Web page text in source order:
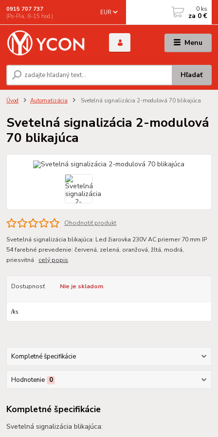
Menu
EUR
Hľadať
0915 707 737
(Po-Pia, 8-15 hod.)
0 ks
za 0 €
Úvod Automatizácia Svetelná signalizácia 2-modulová 70 blikajúca
Svetelná signalizácia 2-modulová
70 blikajúca
Ohodnotiť produkt
Svetelná signalizácia blikajúca: Led žiarovka 230V AC priemer 70 mm IP
54 farebné prevedenie: červená, zelená, oranžová, žltá, modrá,
priesvitná celý popis
Dostupnosť Nie je skladom
/ks
Kompletné špecifikácie
Hodnotenie 0
Kompletné špecifikácie
Svetelná signalizácia blikajúca: